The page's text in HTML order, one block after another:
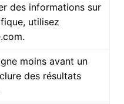
des informations sur
utilisez
moins avant un
des résultats